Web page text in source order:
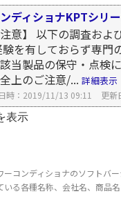
ディショナKPTシリ
注意】 以下の調査お
験を有しておらず専
当製品の保守・点検
上のご注意/... 詳細表示
時：2019/11/13 09:11
更新
表示
コンディショナのソフトバ
る各種名称、会社名、商品